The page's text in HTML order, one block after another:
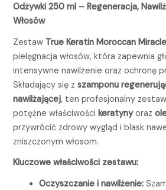
Odżywki 250 ml – Regeneracja,
Włosów
Zestaw True Keratin Moroccan Miracle
pielęgnacja włosów, która zapewnia
intensywne nawilżenie oraz ochronę
Składający się zszamponu
nawilżającej, ten profesjonalny
potężne właściwości keratynyoraz
przywrócić zdrowy wygląd i blask
zniszczonym włosom.
Kluczowe właściwości zestawu:
Oczyszczanie i nawilżenie: